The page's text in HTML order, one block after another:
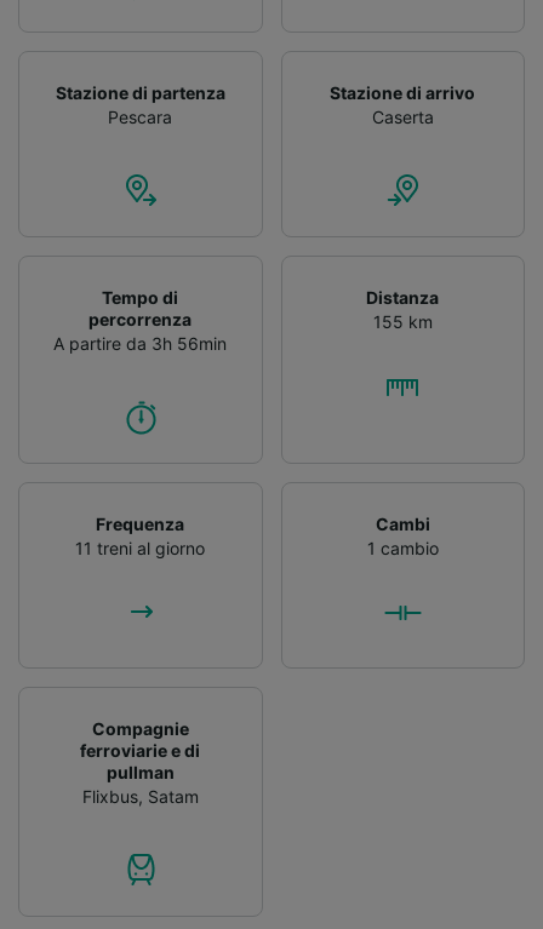
Stazione di partenza
Pescara
Stazione di arrivo
Caserta
Tempo di
percorrenza
A partire da 3h 56min
Distanza
155 km
Frequenza
11 treni al giorno
Cambi
1 cambio
Compagnie
ferroviarie e di
pullman
Flixbus, Satam